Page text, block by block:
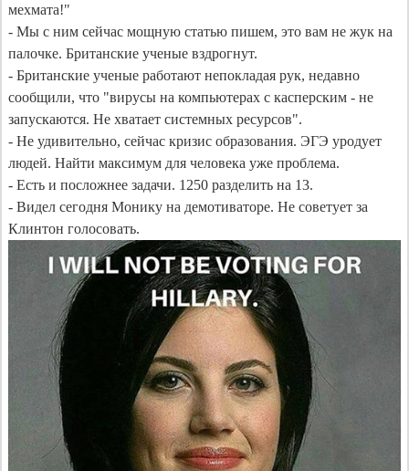
мехмата!"
- Мы с ним сейчас мощную статью пишем, это вам не жук на
палочке. Британские ученые вздрогнут.
- Британские ученые работают непокладая рук, недавно
сообщили, что "вирусы на компьютерах с касперским - не
запускаются. Не хватает системных ресурсов".
- Не удивительно, сейчас кризис образования. ЭГЭ уродует
людей. Найти максимум для человека уже проблема.
- Есть и посложнее задачи. 1250 разделить на 13.
- Видел сегодня Монику на демотиваторе. Не советует за